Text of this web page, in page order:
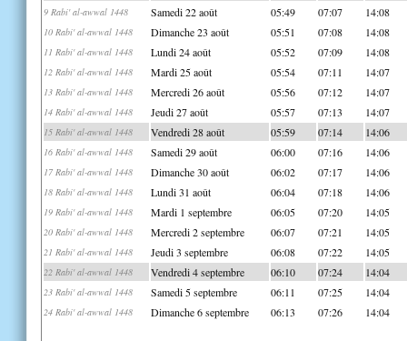
9 Rabi' al-awwal 1448 Samedi 22 août 05:49 07:07 14:08
10 Rabi' al-awwal 1448 Dimanche 23 août 05:51 07:08 14:08
11 Rabi' al-awwal 1448 Lundi 24 août 05:52 07:09 14:08
12 Rabi' al-awwal 1448 Mardi 25 août 05:54 07:11 14:07
13 Rabi' al-awwal 1448 Mercredi 26 août 05:56 07:12 14:07
14 Rabi' al-awwal 1448 Jeudi 27 août 05:57 07:13 14:07
15 Rabi' al-awwal 1448 Vendredi 28 août 05:59 07:14 14:06
16 Rabi' al-awwal 1448 Samedi 29 août 06:00 07:16 14:06
17 Rabi' al-awwal 1448 Dimanche 30 août 06:02 07:17 14:06
18 Rabi' al-awwal 1448 Lundi 31 août 06:04 07:18 14:06
19 Rabi' al-awwal 1448 Mardi 1 septembre 06:05 07:20 14:05
20 Rabi' al-awwal 1448 Mercredi 2 septembre 06:07 07:21 14:05
21 Rabi' al-awwal 1448 Jeudi 3 septembre 06:08 07:22 14:05
22 Rabi' al-awwal 1448 Vendredi 4 septembre 06:10 07:24 14:04
23 Rabi' al-awwal 1448 Samedi 5 septembre 06:11 07:25 14:04
24 Rabi' al-awwal 1448 Dimanche 6 septembre 06:13 07:26 14:04